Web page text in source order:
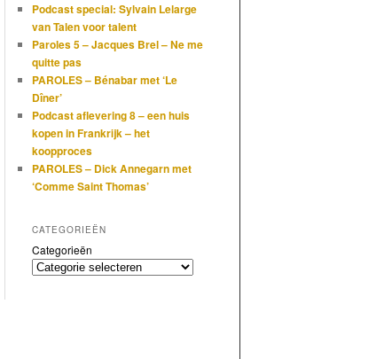
Podcast special: Sylvain Lelarge
van Talen voor talent
Paroles 5 – Jacques Brel – Ne me
quitte pas
PAROLES – Bénabar met ‘Le
Dîner’
Podcast aflevering 8 – een huis
kopen in Frankrijk – het
koopproces
PAROLES – Dick Annegarn met
‘Comme Saint Thomas’
CATEGORIEËN
Categorieën